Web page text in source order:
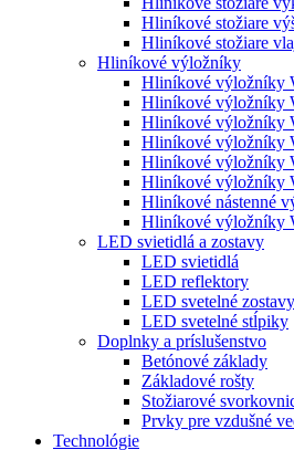
Hliníkové stožiare
Hliníkové stožiare
Hliníkové výložníky
Hliníkové výložníky
Hliníkové výložníky
Hliníkové výložníky
Hliníkové výložníky
Hliníkové výložníky
Hliníkové výložníky
Hliníkové nástenné
Hliníkové výložníky
LED svietidlá a zostavy
LED svietidlá
LED reflektory
LED svetelné zostavy
LED svetelné stĺpiky
Doplnky a príslušenstvo
Betónové základy
Základové rošty
Stožiarové
Prvky pre vzdušné
Technológie